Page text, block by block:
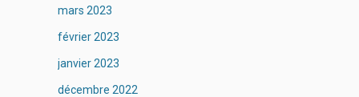
mars 2023
février 2023
janvier 2023
décembre 2022